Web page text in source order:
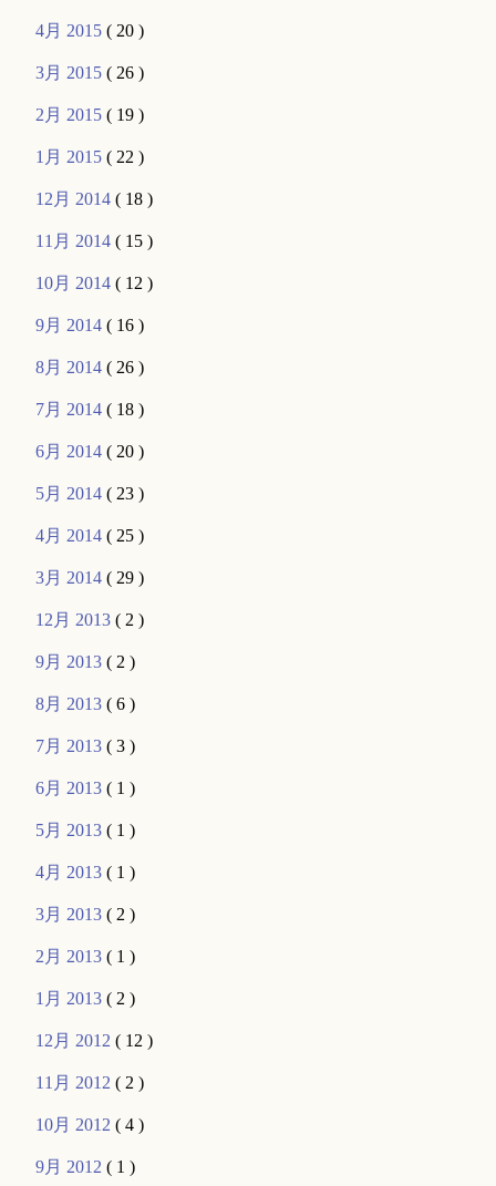
4月 2015( 20 )
3月 2015( 26 )
2月 2015( 19 )
1月 2015( 22 )
12月 2014( 18 )
11月 2014( 15 )
10月 2014( 12 )
9月 2014( 16 )
8月 2014( 26 )
7月 2014( 18 )
6月 2014( 20 )
5月 2014( 23 )
4月 2014( 25 )
3月 2014( 29 )
12月 2013( 2 )
9月 2013( 2 )
8月 2013( 6 )
7月 2013( 3 )
6月 2013( 1 )
5月 2013( 1 )
4月 2013( 1 )
3月 2013( 2 )
2月 2013( 1 )
1月 2013( 2 )
12月 2012( 12 )
11月 2012( 2 )
10月 2012( 4 )
9月 2012( 1 )